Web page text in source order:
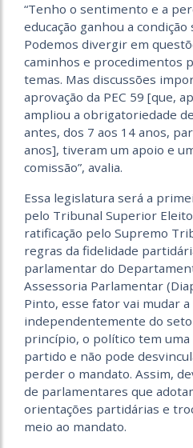
“Tenho o sentimento e a
educação ganhou a
Podemos divergir em
caminhos e procedimentos
temas. Mas discussões
aprovação da PEC 59 [que,
ampliou a obrigatoriedade
antes, dos 7 aos 14 anos,
anos], tiveram um apoio e
comissão”, avalia.
Essa legislatura será a
pelo Tribunal Superior
ratificação pelo Supremo
regras da fidelidade
parlamentar do
Assessoria Parlamentar
Pinto, esse fator vai mudar a
independentemente do
princípio, o político tem uma
partido e não pode
perder o mandato. Assim,
de parlamentares que
orientações partidárias e
meio ao mandato.